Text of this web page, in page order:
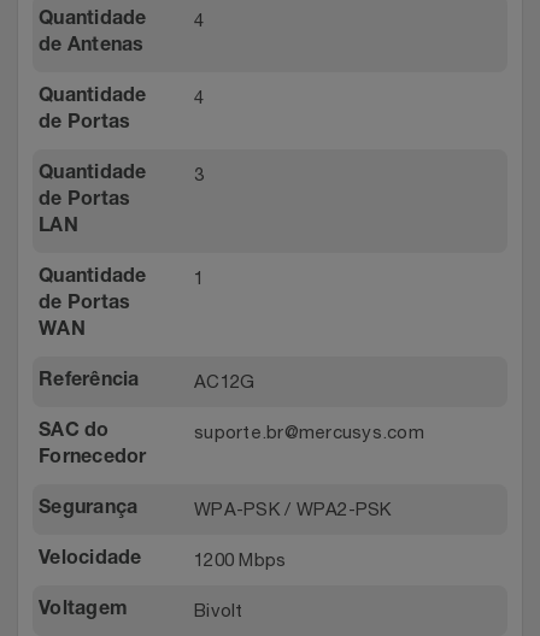
Quantidade
de Antenas
4
Quantidade
de Portas
4
Quantidade
de Portas
LAN
3
Quantidade
de Portas
WAN
1
Referência AC12G
SAC do
Fornecedor
suporte.br@mercusys.com
Segurança WPA-PSK / WPA2-PSK
Velocidade 1200 Mbps
Voltagem Bivolt